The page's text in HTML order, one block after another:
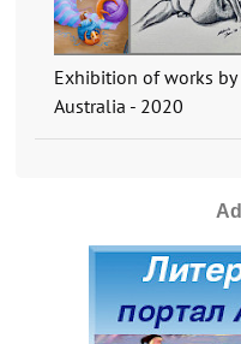
Exhibition of works
Australia - 2020